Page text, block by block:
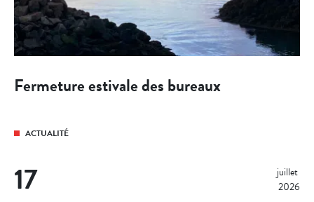
Fermeture estivale des bureaux
ACTUALITÉ
17
juillet
2026